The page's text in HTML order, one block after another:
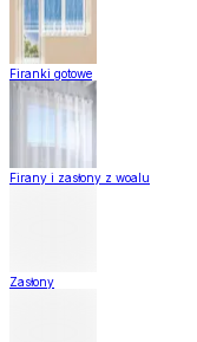
Firanki gotowe
Firany i zasłony z woalu
Zasłony